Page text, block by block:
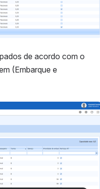
de acordo com o
(Embarque e